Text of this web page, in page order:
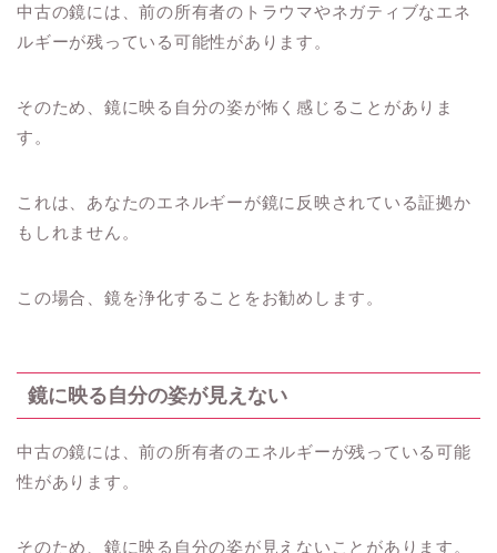
中古の鏡には、前の所有者のトラウマやネガティブなエネ
ルギーが残っている可能性があります。
そのため、鏡に映る自分の姿が怖く感じることがありま
す。
これは、あなたのエネルギーが鏡に反映されている証拠か
もしれません。
この場合、鏡を浄化することをお勧めします。
鏡に映る自分の姿が見えない
中古の鏡には、前の所有者のエネルギーが残っている可能
性があります。
そのため、鏡に映る自分の姿が見えないことがあります。